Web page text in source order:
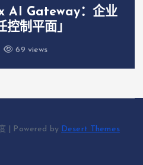
AI Gateway：企业
制平面」
69 views
| Powered by Desert Themes